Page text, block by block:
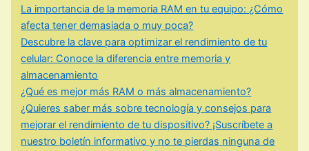
La importancia de la memoria RAM en tu equipo: ¿Cómo
afecta tener demasiada o muy poca?
Descubre la clave para optimizar el rendimiento de tu
celular: Conoce la diferencia entre memoria y
almacenamiento
¿Qué es mejor más RAM o más almacenamiento?
¿Quieres saber más sobre tecnología y consejos para
mejorar el rendimiento de tu dispositivo? ¡Suscríbete a
nuestro boletín informativo y no te pierdas ninguna de